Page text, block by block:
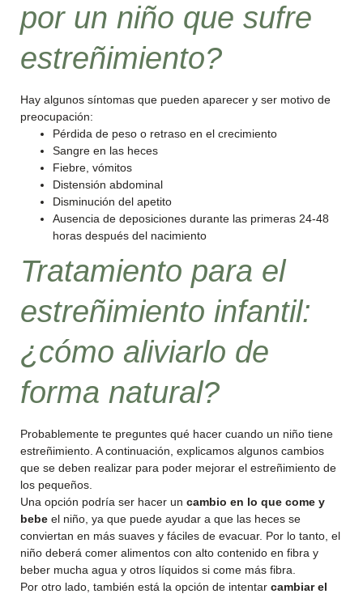
por un niño que sufre
estreñimiento?
Hay algunos síntomas que pueden aparecer y ser motivo de
preocupación:
Pérdida de peso o retraso en el crecimiento
Sangre en las heces
Fiebre, vómitos
Distensión abdominal
Disminución del apetito
Ausencia de deposiciones durante las primeras 24-48
horas después del nacimiento
Tratamiento para el
estreñimiento infantil:
¿cómo aliviarlo de
forma natural?
Probablemente te preguntes qué hacer cuando un niño tiene
estreñimiento. A continuación, explicamos algunos cambios
que se deben realizar para poder mejorar el estreñimiento de
los pequeños.
Una opción podría ser hacer un cambio en lo que come y
bebe el niño, ya que puede ayudar a que las heces se
conviertan en más suaves y fáciles de evacuar. Por lo tanto, el
niño deberá comer alimentos con alto contenido en fibra y
beber mucha agua y otros líquidos si come más fibra.
Por otro lado, también está la opción de intentar cambiar el